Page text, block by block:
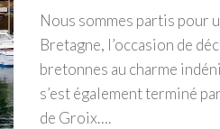
Nous sommes partis pour
Bretagne, l’occasion de
bretonnes au charme
s’est également terminé
de Groix….